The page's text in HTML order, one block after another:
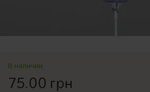
В наличии
75.00 грн